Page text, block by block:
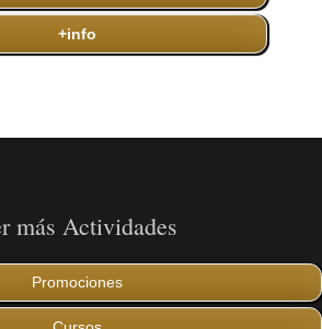
+info
más Actividades
Promociones